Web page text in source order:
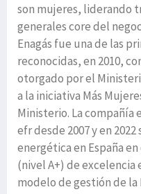
son mujeres, liderando
generales core del
Enagás fue una de las
reconocidas, en 2010,
otorgado por el
a la iniciativa Más
Ministerio. La compañía
efr desde 2007 y en
energética en España
(nivel A+) de excelencia
modelo de gestión de la